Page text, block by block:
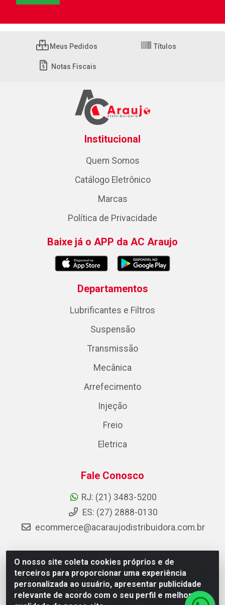
O nosso site coleta cookies próprios e de
terceiros para proporcionar uma experiência
personalizada ao usuário, apresentar publicidade
relevante de acordo com o seu perfil e melhorar a
Meus Pedidos Títulos
Notas Fiscais
Institucional
Quem Somos
Catálogo Eletrônico
Marcas
Política de Privacidade
Baixe já o APP da AC Araujo
Departamentos
Lubrificantes e Filtros
Suspensão
Transmissão
Mecânica
Arrefecimento
Injeção
Freio
Eletrica
Fale Conosco
RJ: (21) 3483-5200
ES: (27) 2888-0130
ecommerce@acaraujodistribuidora.com.br
AC Araujo Distribuidora - Rua Carneiro de Campos, 42 -
São Cristóvão, Rio de Janeiro/RJ - CEP 20.920-410 -
CNPJ 08.744.753/0003-85